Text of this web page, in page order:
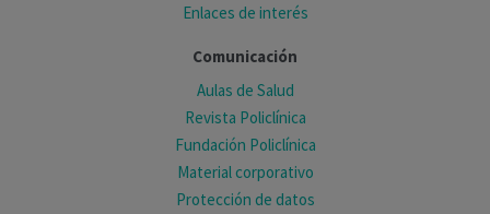
Enlaces de interés
Comunicación
Aulas de Salud
Revista Policlínica
Fundación Policlínica
Material corporativo
Protección de datos